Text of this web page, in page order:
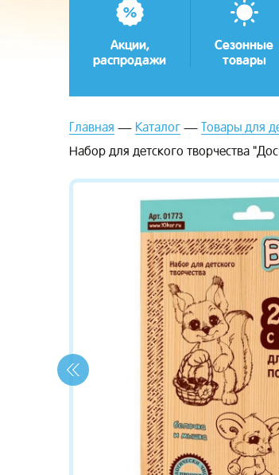
Акции,
распродажи
Сезонные
товары
Главная Каталог Товары для
Набор для детского творчества